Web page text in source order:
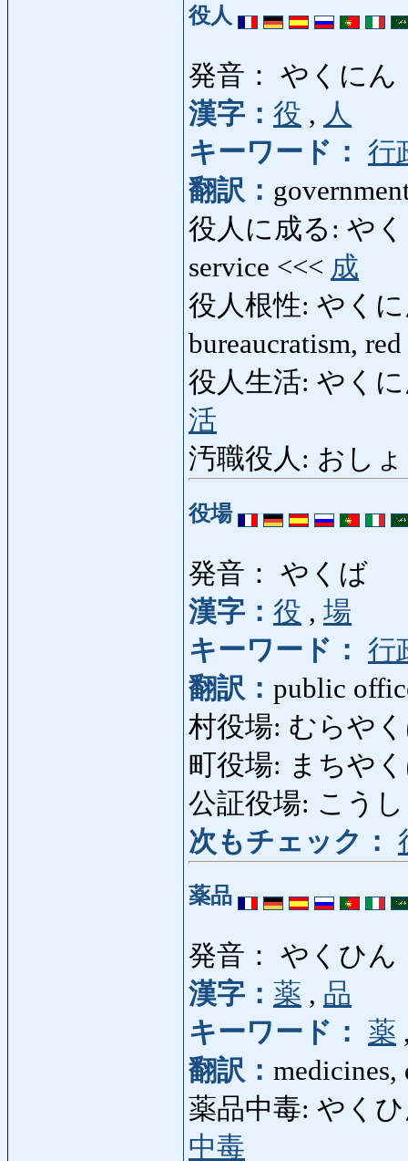
役人
発音： やくにん
漢字： 役 , 人
キーワード： 行
翻訳：
役人に成る: や
service <<< 成
役人根性: やく
bureaucratism,
役人生活: やく
活
汚職役人: おし
役場
発音： やくば
漢字： 役 , 場
キーワード： 行
翻訳： public
村役場: むらや
町役場: まちや
公証役場: こう
次もチェック：
薬品
発音： やくひん
漢字： 薬 , 品
キーワード：
薬
翻訳： medicines,
薬品中毒: やく
中毒